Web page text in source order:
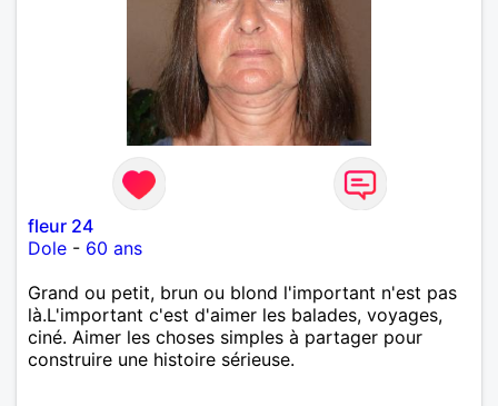
fleur 24
Dole - 60 ans
Grand ou petit, brun ou blond l'important n'est pas
là.L'important c'est d'aimer les balades, voyages,
ciné. Aimer les choses simples à partager pour
construire une histoire sérieuse.